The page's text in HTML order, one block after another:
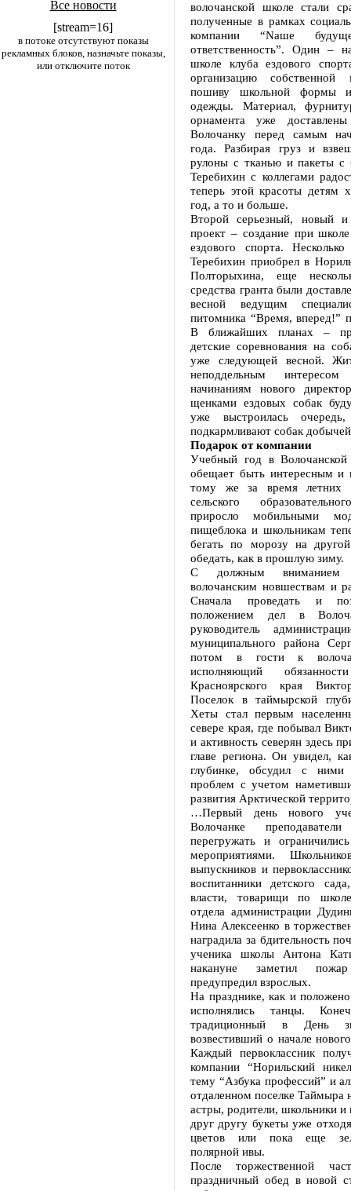
Все новости
[stream=16]
в потоке отсутствуют показы
рекламных блоков, назначьте показы,
или отключите поток
волочанской школе стали
полученные в рамках
компании “Nаше
ответственность”. Один –
школе клуба ездового
организацию собственной
пошиву школьной формы и
одежды. Материал,
орнамента уже
Волочанку перед самым
года. Разбирая груз и
рулоны с тканью и пакеты с
Теребихин с коллегами
теперь этой красоты детям
год, а то и больше.
Второй серьезный, новый и
проект – создание при школе
ездового спорта.
Теребихин приобрел в
Полторыхина, еще
средства гранта были
весной ведущим
питомника “Время, вперед!”
В ближайших планах –
детские соревнования на
уже следующей весной.
неподдельным
начинаниям нового
щенками ездовых собак
уже выстроилась
подкармливают собак
Подарок от компании
Учебный год в
обещает быть интересным
тому же за время летних
сельского
приросло мобильными
пищеблока и школьникам
бегать по морозу на
обедать, как в прошлую зиму.
С должным вниманием
волочанским новшествам и
Сначала проведать и
положением дел в
руководитель
муниципального района
потом в гости к
исполняющий
Красноярского края
Поселок в таймырской
Хеты стал первым
севере края, где побывал
и активность северян здесь
главе региона. Он увидел,
глубинке, обсудил с
проблем с учетом
развития Арктической
…Первый день нового
Волочанке
перегружать и
мероприятиями.
выпускников и
воспитанники детского
власти, товарищи по
отдела администрации
Нина Алексеенко в
наградила за бдительность
ученика школы Антона
накануне заметил
предупредил взрослых.
На празднике, как и
исполнялись танцы.
традиционный в День
возвестивший о начале
Каждый первоклассник
компании “Норильский
тему “Азбука профессий” и
отдаленном поселке Таймыра
астры, родители, школьники и
друг другу букеты уже
цветов или пока еще
полярной ивы.
После торжественной
праздничный обед в новой